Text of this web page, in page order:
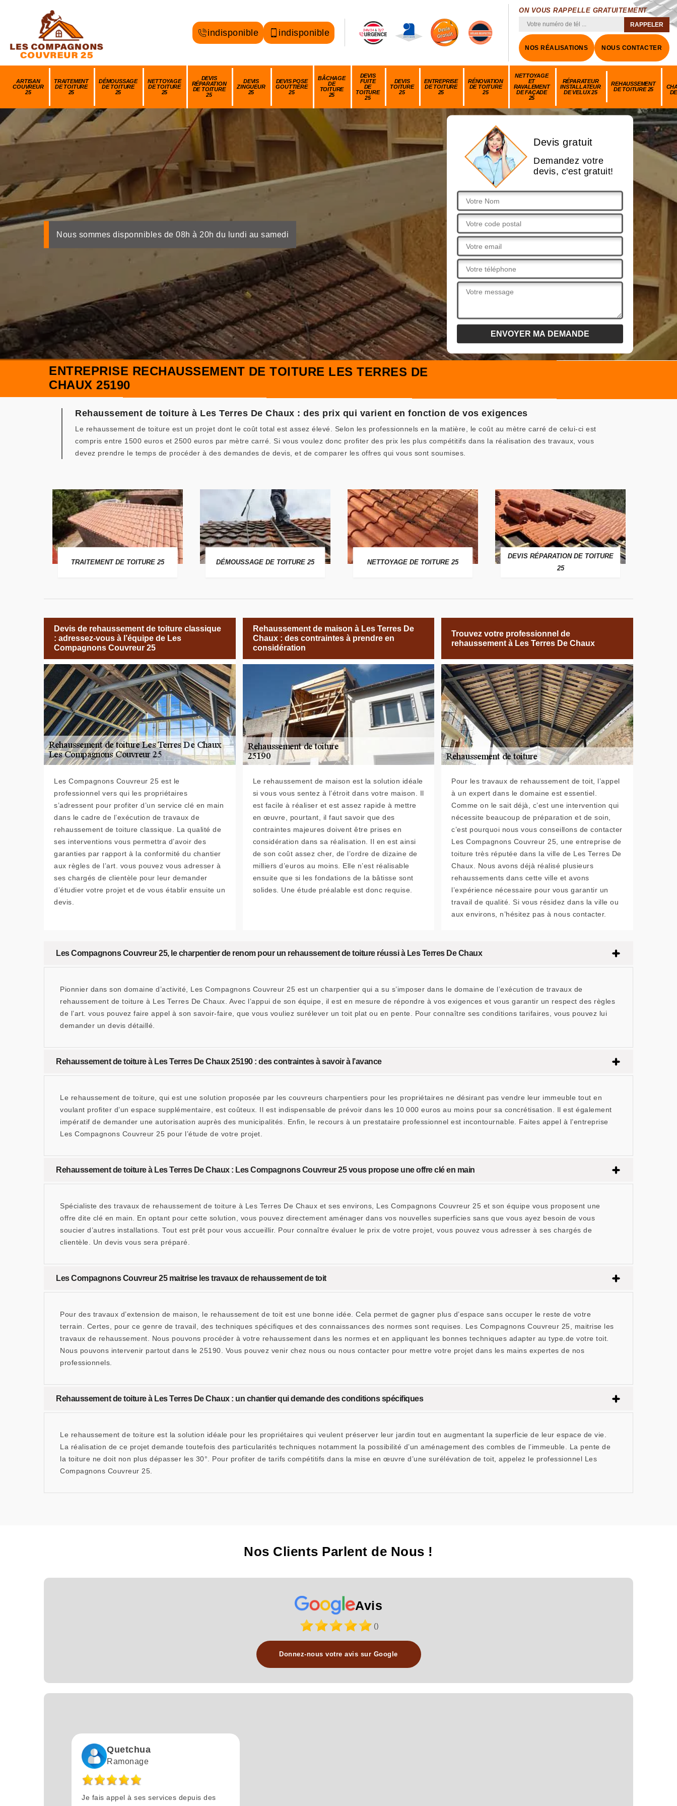
indisponible indisponible
ON VOUS RAPPELLE GRATUITEMENT
NOS RÉALISATIONS NOUS CONTACTER
ARTISAN
COUVREUR
25
TRAITEMENT
DE TOITURE
25
DÉMOUSSAGE
DE TOITURE
25
NETTOYAGE
DE TOITURE
25
DEVIS
RÉPARATION
DE TOITURE
25
DEVIS
ZINGUEUR
25
DEVIS POSE
GOUTTIÈRE
25
BÂCHAGE
DE
TOITURE
25
DEVIS
FUITE
DE
TOITURE
25
DEVIS
TOITURE
25
ENTREPRISE
DE TOITURE
25
RÉNOVATION
DE TOITURE
25
NETTOYAGE
ET
RAVALEMENT
DE FAÇADE
25
RÉPARATEUR
INSTALLATEUR
DE VELUX 25
REHAUSSEMENT
DE TOITURE 25
Nous sommes disponnibles de 08h à 20h du lundi au samedi
Devis gratuit
Demandez votre
devis, c'est gratuit!
ENTREPRISE RECHAUSSEMENT DE TOITURE LES TERRES DE
CHAUX 25190
Rehaussement de toiture à Les Terres De Chaux : des prix qui varient en fonction de vos exigences
Le rehaussement de toiture est un projet dont le coût total est assez élevé. Selon les professionnels en la matière, le coût au mètre carré de celui-ci est
compris entre 1500 euros et 2500 euros par mètre carré. Si vous voulez donc profiter des prix les plus compétitifs dans la réalisation des travaux, vous
devez prendre le temps de procéder à des demandes de devis, et de comparer les offres qui vous sont soumises.
TRAITEMENT DE TOITURE 25 DÉMOUSSAGE DE TOITURE 25 NETTOYAGE DE TOITURE 25
DEVIS RÉPARATION DE TOITURE
25
Devis de rehaussement de toiture classique
: adressez-vous à l’équipe de Les
Compagnons Couvreur 25
Les Compagnons Couvreur 25 est le
professionnel vers qui les propriétaires
s’adressent pour profiter d’un service clé en main
dans le cadre de l’exécution de travaux de
rehaussement de toiture classique. La qualité de
ses interventions vous permettra d’avoir des
garanties par rapport à la conformité du chantier
aux règles de l’art. vous pouvez vous adresser à
ses chargés de clientèle pour leur demander
d’étudier votre projet et de vous établir ensuite un
devis.
Rehaussement de maison à Les Terres De
Chaux : des contraintes à prendre en
considération
Le rehaussement de maison est la solution idéale
si vous vous sentez à l’étroit dans votre maison. Il
est facile à réaliser et est assez rapide à mettre
en œuvre, pourtant, il faut savoir que des
contraintes majeures doivent être prises en
considération dans sa réalisation. Il en est ainsi
de son coût assez cher, de l’ordre de dizaine de
milliers d’euros au moins. Elle n’est réalisable
ensuite que si les fondations de la bâtisse sont
solides. Une étude préalable est donc requise.
Trouvez votre professionnel de
rehaussement à Les Terres De Chaux
Pour les travaux de rehaussement de toit, l’appel
à un expert dans le domaine est essentiel.
Comme on le sait déjà, c’est une intervention qui
nécessite beaucoup de préparation et de soin,
c’est pourquoi nous vous conseillons de contacter
Les Compagnons Couvreur 25, une entreprise de
toiture très réputée dans la ville de Les Terres De
Chaux. Nous avons déjà réalisé plusieurs
rehaussements dans cette ville et avons
l’expérience nécessaire pour vous garantir un
travail de qualité. Si vous résidez dans la ville ou
aux environs, n’hésitez pas à nous contacter.
Les Compagnons Couvreur 25, le charpentier de renom pour un rehaussement de toiture réussi à Les Terres De Chaux
Pionnier dans son domaine d’activité, Les Compagnons Couvreur 25 est un charpentier qui a su s’imposer dans le domaine de l’exécution de travaux de
rehaussement de toiture à Les Terres De Chaux. Avec l’appui de son équipe, il est en mesure de répondre à vos exigences et vous garantir un respect des règles
de l’art. vous pouvez faire appel à son savoir-faire, que vous vouliez surélever un toit plat ou en pente. Pour connaître ses conditions tarifaires, vous pouvez lui
demander un devis détaillé.
Rehaussement de toiture à Les Terres De Chaux 25190 : des contraintes à savoir à l’avance
Le rehaussement de toiture, qui est une solution proposée par les couvreurs charpentiers pour les propriétaires ne désirant pas vendre leur immeuble tout en
voulant profiter d’un espace supplémentaire, est coûteux. Il est indispensable de prévoir dans les 10 000 euros au moins pour sa concrétisation. Il est également
impératif de demander une autorisation auprès des municipalités. Enfin, le recours à un prestataire professionnel est incontournable. Faites appel à l’entreprise
Les Compagnons Couvreur 25 pour l’étude de votre projet.
Rehaussement de toiture à Les Terres De Chaux : Les Compagnons Couvreur 25 vous propose une offre clé en main
Spécialiste des travaux de rehaussement de toiture à Les Terres De Chaux et ses environs, Les Compagnons Couvreur 25 et son équipe vous proposent une
offre dite clé en main. En optant pour cette solution, vous pouvez directement aménager dans vos nouvelles superficies sans que vous ayez besoin de vous
soucier d’autres installations. Tout est prêt pour vous accueillir. Pour connaître évaluer le prix de votre projet, vous pouvez vous adresser à ses chargés de
clientèle. Un devis vous sera préparé.
Les Compagnons Couvreur 25 maitrise les travaux de rehaussement de toit
Pour des travaux d’extension de maison, le rehaussement de toit est une bonne idée. Cela permet de gagner plus d’espace sans occuper le reste de votre
terrain. Certes, pour ce genre de travail, des techniques spécifiques et des connaissances des normes sont requises. Les Compagnons Couvreur 25, maitrise les
travaux de rehaussement. Nous pouvons procéder à votre rehaussement dans les normes et en appliquant les bonnes techniques adapter au type.de votre toit.
Nous pouvons intervenir partout dans le 25190. Vous pouvez venir chez nous ou nous contacter pour mettre votre projet dans les mains expertes de nos
professionnels.
Rehaussement de toiture à Les Terres De Chaux : un chantier qui demande des conditions spécifiques
Le rehaussement de toiture est la solution idéale pour les propriétaires qui veulent préserver leur jardin tout en augmentant la superficie de leur espace de vie.
La réalisation de ce projet demande toutefois des particularités techniques notamment la possibilité d’un aménagement des combles de l’immeuble. La pente de
la toiture ne doit non plus dépasser les 30°. Pour profiter de tarifs compétitifs dans la mise en œuvre d’une surélévation de toit, appelez le professionnel Les
Compagnons Couvreur 25.
Nos Clients Parlent de Nous !
Avis
()
Donnez-nous votre avis sur Google
Quetchua
Ramonage
Je fais appel à ses services depuis des